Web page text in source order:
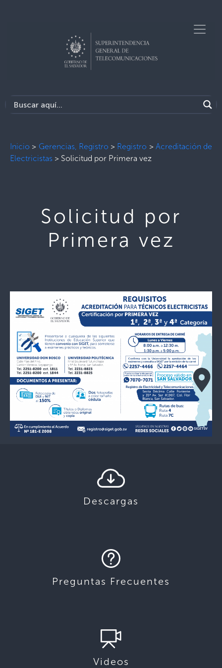
Inicio > Gerencias, Registro > Registro > Acreditación de
Electricistas > Solicitud por Primera vez
Solicitud por
Primera vez
Descargas
Preguntas Frecuentes
Videos